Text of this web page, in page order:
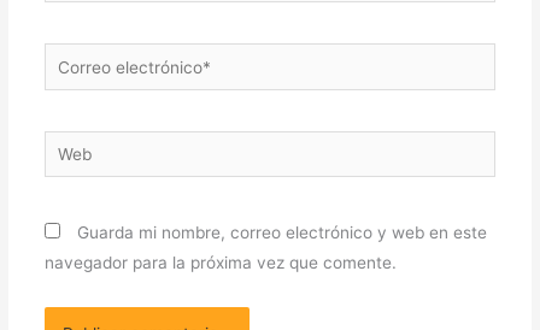
Correo
electrónico*
Web
Guarda mi nombre, correo electrónico y web en este
navegador para la próxima vez que comente.